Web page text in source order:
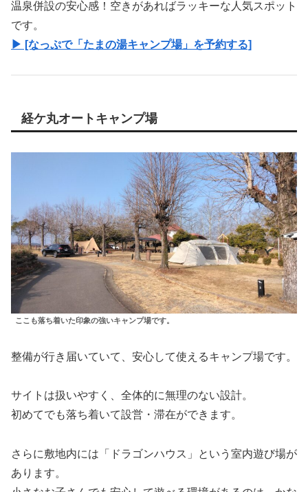
温泉併設の安心感！空きがあればラッキーな人気スポット
です。
▶ [なっぷで「たまの湯キャンプ場」を予約する]
経ケ丸オートキャンプ場
ここも落ち着いた印象の強いキャンプ場です。
整備が行き届いていて、安心して使えるキャンプ場です。
サイトは扱いやすく、全体的に無理のない設計。
初めてでも落ち着いて設営・滞在ができます。
さらに敷地内には「ドラゴンハウス」という室内遊び場が
あります。